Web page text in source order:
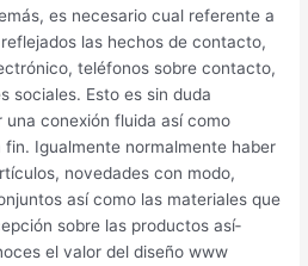
es necesario cual referente a
las hechos de contacto,
teléfonos sobre contacto,
sociales. Esto es sin duda
conexión fluida así­ como
Igualmente normalmente haber
novedades con modo,
así­ como las materiales que
sobre las productos así­
el valor del diseño www